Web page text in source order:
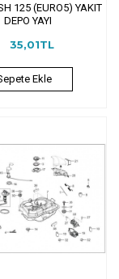
125 (EURO5) YAKIT
DEPO YAYI
35,01TL
Ekle